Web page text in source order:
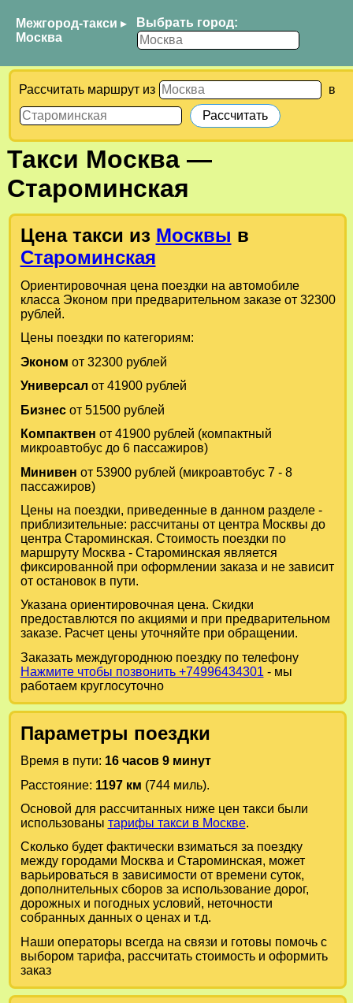
Межгород-такси ▸
Москва
Выбрать город:
Рассчитать маршрут из в
Такси Москва—
Староминская
Цена такси из Москвы в
Староминская
Ориентировочная цена поездки на автомобиле
класса Эконом при предварительном заказе от 32300
рублей.
Цены поездки по категориям:
Эконом от 32300 рублей
Универсал от 41900 рублей
Бизнесот 51500 рублей
Компактвен от 41900 рублей (компактный
микроавтобус до 6 пассажиров)
Минивен от 53900 рублей (микроавтобус 7 - 8
пассажиров)
Цены на поездки, приведенные в данном разделе -
приблизительные: рассчитаны от центра Москвы до
центра Староминская. Стоимость поездки по
маршруту Москва - Староминская является
фиксированной при оформлении заказа и не зависит
от остановок в пути.
Указана ориентировочная цена. Скидки
предоставлются по акциями и при предварительном
заказе. Расчет цены уточняйте при обращении.
Заказать междугороднюю поездку по телефону
Нажмите чтобы позвонить +74996434301 - мы
работаем круглосуточно
Параметры поездки
Время в пути: 16 часов 9 минут
Расстояние: 1197 км (744 миль).
Основой для рассчитанных ниже цен такси были
использованы тарифы такси в Москве.
Сколько будет фактически взиматься за поездку
между городами Москваи Староминская, может
варьироваться в зависимости от времени суток,
дополнительных сборов за использование дорог,
дорожных и погодных условий, неточности
собранных данных о ценах и т.д.
Наши операторы всегда на связи и готовы помочь с
выбором тарифа, рассчитать стоимость и оформить
заказ